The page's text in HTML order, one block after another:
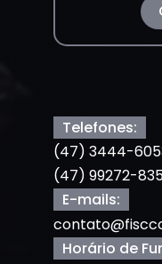
Telefones:
(47) 3444-
(47) 99272-
E-mails:
Horário de